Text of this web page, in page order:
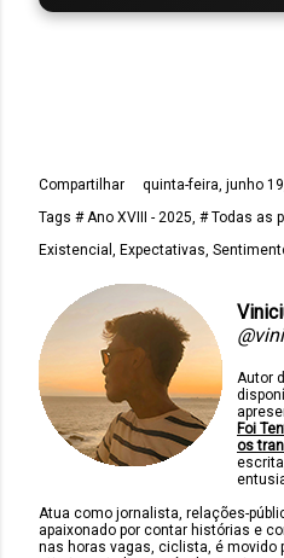
Compartilhar
quinta-feira, junho
Tags # Ano XVIII - 2025 # Todas as
Existencial
Expectativas
Autor
Foi
os
Atua como jornalista, relações-
apaixonado por contar histórias e
nas horas vagas, ciclista, é movido